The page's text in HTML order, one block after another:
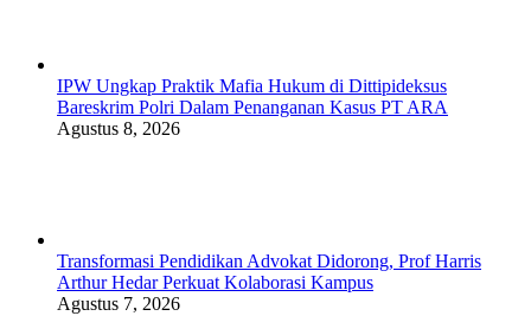
IPW Ungkap Praktik Mafia Hukum di Dittipideksus
Bareskrim Polri Dalam Penanganan Kasus PT ARA
Agustus 8, 2026
Transformasi Pendidikan Advokat Didorong, Prof Harris
Arthur Hedar Perkuat Kolaborasi Kampus
Agustus 7, 2026